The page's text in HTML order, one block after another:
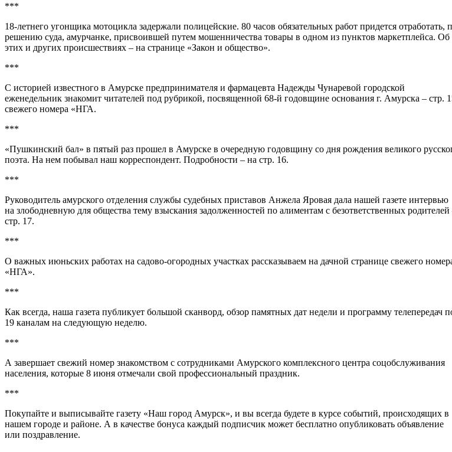
***
18-летнего угонщика мотоцикла задержали полицейские. 80 часов обязательных работ придется отработать,
решению суда, амурчанке, присвоившей путем мошенничества товары в одном из пунктов маркетплейса. Об
этих и других происшествиях – на странице «Закон и общество».
***
С историей известного в Амурске предпринимателя и фармацевта Надежды Чунаревой городской
еженедельник знакомит читателей под рубрикой, посвященной 68-й годовщине основания г. Амурска – стр.
свежего номера «НГА.
***
«Пушкинский бал» в пятый раз прошел в Амурске в очередную годовщину со дня рождения великого
поэта. На нем побывал наш корреспондент. Подробности – на стр. 16.
***
Руководитель амурского отделения службы судебных приставов Анжела Яровая дала нашей газете интервью
на злободневную для общества тему взыскания задолженностей по алиментам с безответственных родителей
стр. 17.
***
О важных июньских работах на садово-огородных участках рассказываем на дачной странице свежего
«НГА».
***
Как всегда, наша газета публикует большой сканворд, обзор памятных дат недели и программу телепередач
19 каналам на следующую неделю.
***
А завершает свежий номер знакомством с сотрудниками Амурского комплексного центра соцобслуживания
населения, которые 8 июня отмечали свой профессиональный праздник.
***
Покупайте и выписывайте газету «Наш город Амурск», и вы всегда будете в курсе событий, происходящих в
нашем городе и районе. А в качестве бонуса каждый подписчик может бесплатно опубликовать объявление
или поздравление.